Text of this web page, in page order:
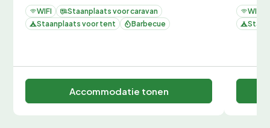
WIFI
Staanplaats voor caravan
Staanplaats voor tent
Barbecue
Accommodatie tonen
WIFI